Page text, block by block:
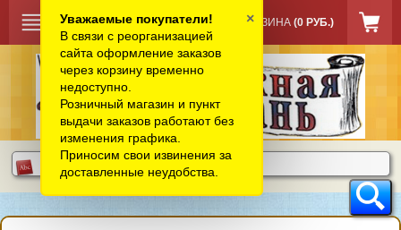
КОРЗИНА (0 РУБ.)
Уважаемые покупатели!
В связи с реорганизацией
сайта оформление заказов
через корзину временно
недоступно.
Розничный магазин и пункт
выдачи заказов работают без
изменения графика.
Приносим свои извинения за
доставленные неудобства.
×